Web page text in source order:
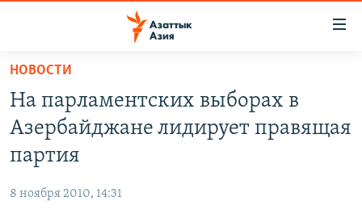
Вернуться
основному
содержанию
Вернутся
главной
навигации
КАЗАХСТАН
ТАДЖИКИСТАН
НОВОСТИ
ВОЙНА В УКРАИНЕ
ҚАЗАҚША
НОВОСТИ
На парламентских выборах в
Азербайджане лидирует правящая
партия
8 ноября 2010, 14:31